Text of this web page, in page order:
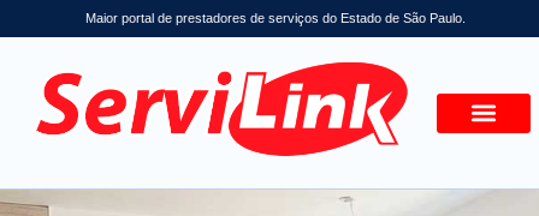
Maior portal de prestadores de serviços do Estado de São Paulo.